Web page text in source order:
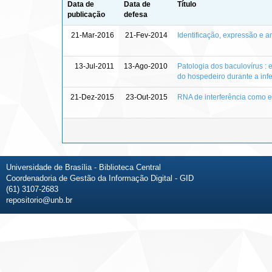
Data de
publicação
Data de
defesa
Título
21-Mar-2016 21-Fev-2014 Identificação, expressão e
13-Jul-2011 13-Ago-2010
Patologia dos baculovírus :
do hospedeiro durante a
21-Dez-2015 23-Out-2015 RNA de interferência como
Universidade de Brasília - Biblioteca Central
Coordenadoria de Gestão da Informação Digital - GID
(61) 3107-2683
repositorio@unb.br